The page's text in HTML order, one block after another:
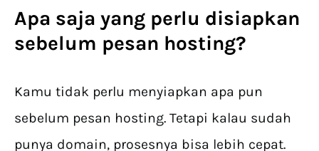
Apa saja yang perlu disiapkan
sebelum pesan hosting?
Kamu tidak perlu menyiapkan apa pun
sebelum pesan hosting. Tetapi kalau sudah
punya domain, prosesnya bisa lebih cepat.